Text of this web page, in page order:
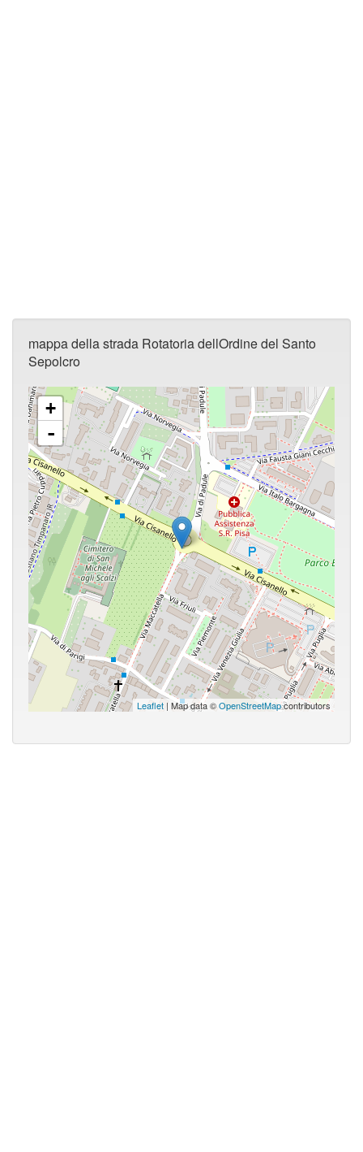
mappa della strada Rotatoria dellOrdine del Santo
Sepolcro
+
-
Leaflet | Map data ©OpenStreetMapcontributors